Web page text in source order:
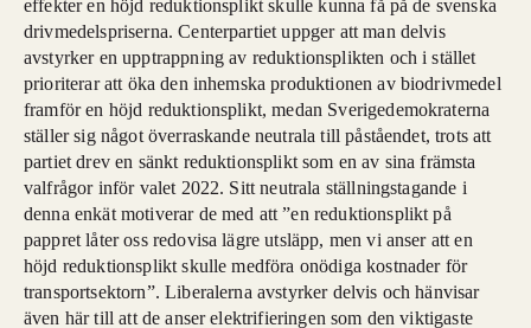
effekter en höjd reduktionsplikt skulle kunna få på de svenska
drivmedelspriserna. Centerpartiet uppger att man delvis
avstyrker en upptrappning av reduktionsplikten och i stället
prioriterar att öka den inhemska produktionen av biodrivmedel
framför en höjd reduktionsplikt, medan Sverigedemokraterna
ställer sig något överraskande neutrala till påståendet, trots att
partiet drev en sänkt reduktionsplikt som en av sina främsta
valfrågor inför valet 2022. Sitt neutrala ställningstagande i
denna enkät motiverar de med att ”en reduktionsplikt på
pappret låter oss redovisa lägre utsläpp, men vi anser att en
höjd reduktionsplikt skulle medföra onödiga kostnader för
transportsektorn”. Liberalerna avstyrker delvis och hänvisar
även här till att de anser elektrifieringen som den viktigaste